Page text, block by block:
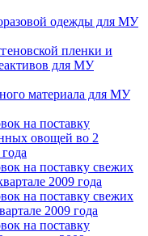
одежды для МУ
пленки и
для МУ
материала для МУ
на поставку
овощей во 2
на поставку свежих
2009 года
на поставку свежих
2009 года
на поставку